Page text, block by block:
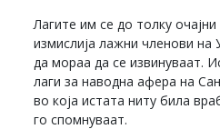
Лагите им се до толку
измислија лажни членови
да мораа да се извинуваат.
лаги за наводна афера на
во која истата ниту била
го спомнуваат.